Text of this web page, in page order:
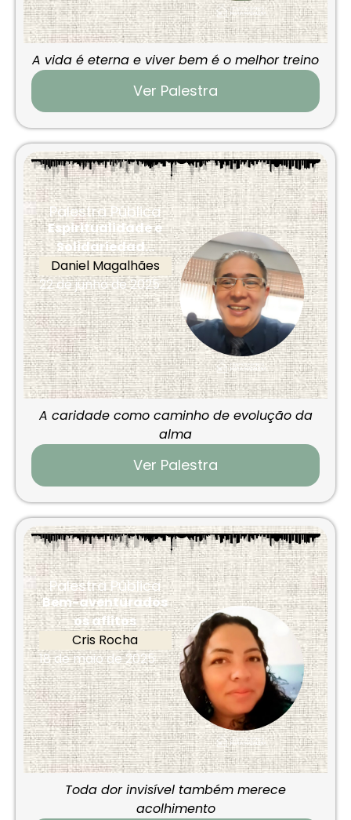
A vida é eterna e viver bem é o melhor treino
Ver Palestra
Palestra Pública
Espiritualidade e
Solidariedad...
Daniel Magalhães
22 de junho de 2025
A caridade como caminho de evolução da
alma
Ver Palestra
Palestra Pública
Bem-aventurados
os aflitos
Cris Rocha
18 de maio de 2025
Toda dor invisível também merece
acolhimento